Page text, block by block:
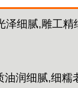
细腻,雕工精
油润细腻,细糯